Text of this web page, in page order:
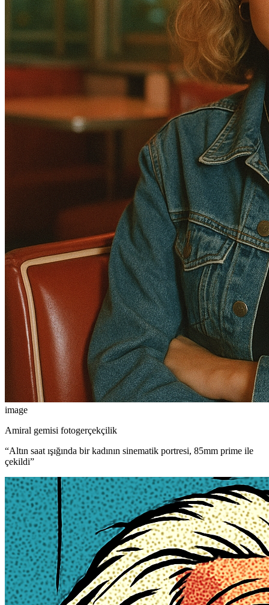
image
Amiral gemisi fotogerçekçilik
“Altın saat ışığında bir kadının sinematik portresi, 85mm prime ile
çekildi”